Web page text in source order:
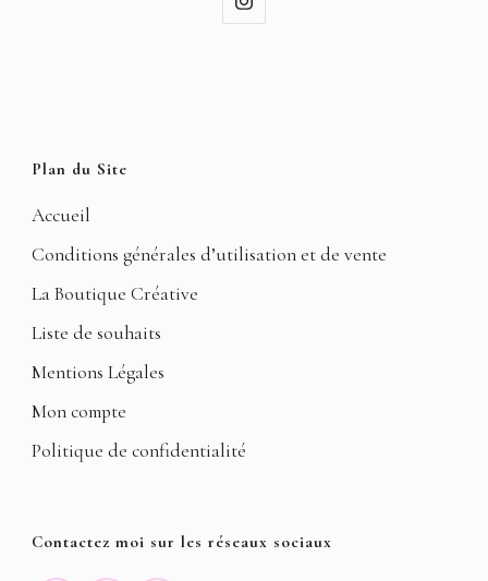
Plan du Site
Accueil
Conditions générales d’utilisation et de vente
La Boutique Créative
Liste de souhaits
Mentions Légales
Mon compte
Politique de confidentialité
Contactez moi sur les réseaux sociaux